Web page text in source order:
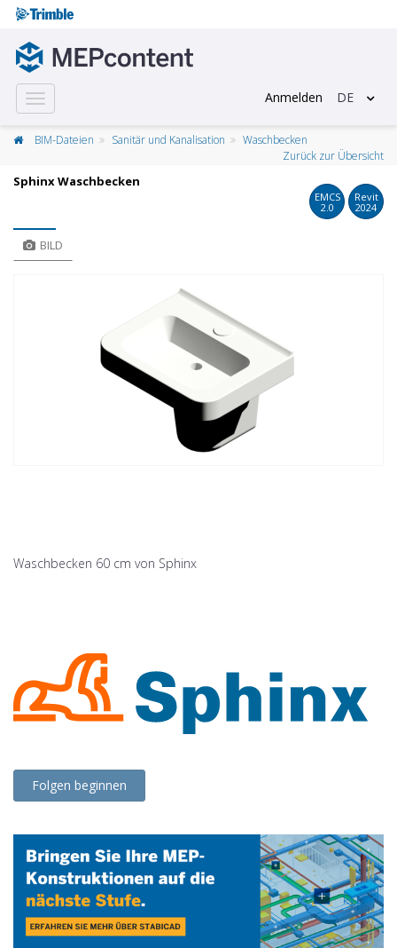
Toggle
navigation
Anmelden DE
BIM-Dateien Sanitär und Kanalisation
Waschbecken
Zurück zur Übersicht
Sphinx Waschbecken
EMCS
2.0
Revit
2024
BILD
Waschbecken 60 cm von Sphinx
Folgen beginnen